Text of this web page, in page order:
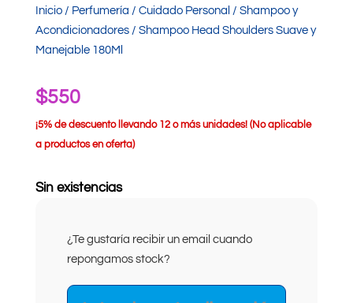
Inicio/ Perfumería / Cuidado Personal / Shampoo y
Acondicionadores/ Shampoo Head Shoulders Suave y
Manejable 180Ml
$550
¡5% de descuento llevando 12 o más unidades! (No aplicable
a productos en oferta)
Sin existencias
¿Te gustaría recibir un email cuando
repongamos stock?